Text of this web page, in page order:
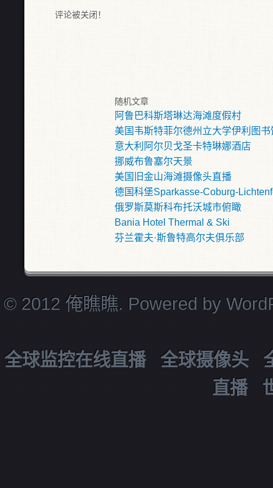
评论被关闭！
随机文章
阿鲁巴科斯塔琳达海滩度假村
美国韦斯特菲尔德州立大学伊利图书
意大利阿尔贝戈圣卡特琳娜酒店
挪威布鲁塞尔天景
美国旧金山海滩摄像头直播
德国科堡Sparkasse-Coburg-
俄罗斯莫斯科布托沃城市俯瞰
Bania Hotel Thermal & Ski
芬兰霍夫·斯鲁特高尔夫俱乐部
© 2012 俺瞧瞧. Powered by
全球监控在线直播 全球摄像头
直播